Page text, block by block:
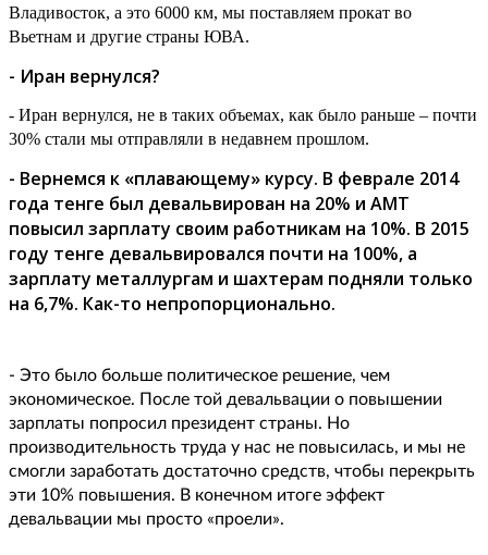
Владивосток, а это 6000 км, мы поставляем прокат во
Вьетнам и другие страны ЮВА.
- Иран вернулся?
- Иран вернулся, не в таких объемах, как было раньше – почти
30% стали мы отправляли в недавнем прошлом.
- Вернемся к «плавающему» курсу. В феврале 2014
года тенге был девальвирован на 20% и АМТ
повысил зарплату своим работникам на 10%. В 2015
году тенге девальвировался почти на 100%, а
зарплату металлургам и шахтерам подняли только
на 6,7%. Как-то непропорционально.
- Это было больше политическое решение, чем
экономическое. После той девальвации о повышении
зарплаты попросил президент страны. Но
производительность труда у нас не повысилась, и мы не
смогли заработать достаточно средств, чтобы перекрыть
эти 10% повышения. В конечном итоге эффект
девальвации мы просто «проели».